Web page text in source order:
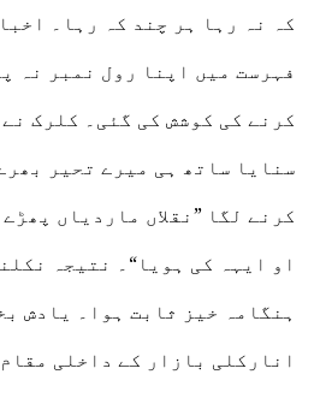
کہ نہ رہا ہر چند کہ رہا۔
فہرست میں اپنا رول نمبر نہ
کرنے کی کوشش کی گئی۔ کلرک
سنایا ساتھ ہی میرے تحیر
کرنے لگا ”نقلاں ماردیاں
او ایہہ کی ہویا“۔ نتیجہ
ہنگامہ خیز ثابت ہوا۔ یادش
انارکلی بازار کے داخلی